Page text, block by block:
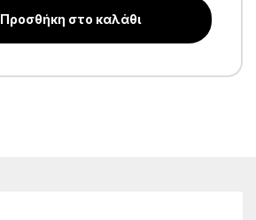
Προσθήκη στο καλάθι